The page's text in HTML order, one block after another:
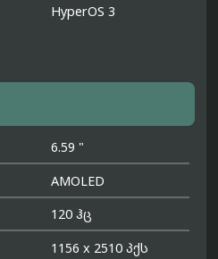
HyperOS 3
6.59 "
AMOLED
120 ჰც
1156 x 2510 პქს